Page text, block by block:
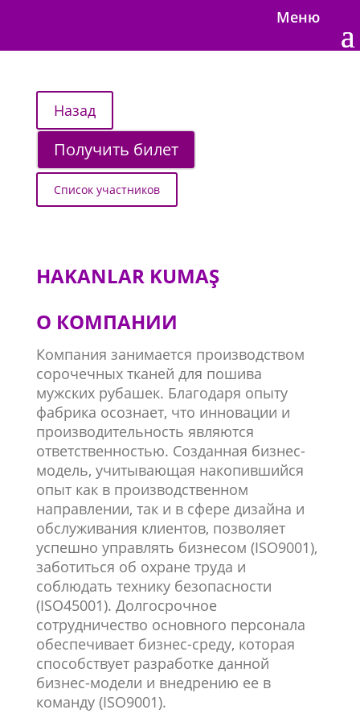
Меню
Получить билет
Список участников
​HAKANLAR KUMAŞ
О КОМПАНИИ
Компания занимается производством
сорочечных тканей для пошива
мужских рубашек. Благодаря опыту
фабрика осознает, что инновации и
производительность являются
ответственностью. Созданная бизнес-
модель, учитывающая накопившийся
опыт как в производственном
направлении, так и в сфере дизайна и
обслуживания клиентов, позволяет
успешно управлять бизнесом (ISO9001),
заботиться об охране труда и
соблюдать технику безопасности
(ISO45001). Долгосрочное
сотрудничество основного персонала
обеспечивает бизнес-среду, которая
способствует разработке данной
бизнес-модели и внедрению ее в
команду (ISO9001).